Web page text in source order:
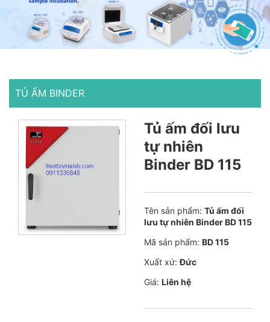
TỦ ẤM BINDER
Tủ ấm đối lưu
tự nhiên
Binder BD 115
Tên sản phẩm: Tủ ấm đối
lưu tự nhiên Binder BD 115
Mã sản phẩm: BD 115
Xuất xứ: Đức
Giá: Liên hệ